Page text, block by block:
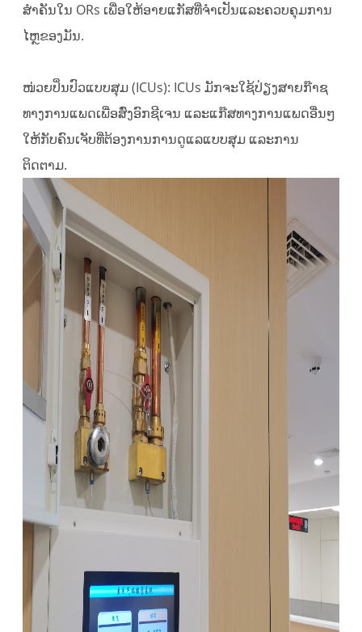
ສໍາຄັນໃນ ORs ເພື່ອໃຫ້ອາຍແກັສທີ່ຈໍາເປັນແລະຄວບຄຸມການ
ໄຫຼຂອງມັນ.
ໜ່ວຍປິ່ນປົວແບບສຸມ (ICUs): ICUs ມັກຈະໃຊ້ປ່ຽງສາຍກ໊າຊ
ທາງການແພດເພື່ອສົ່ງອົກຊີເຈນ ແລະແກ໊ສທາງການແພດອື່ນໆ
ໃຫ້ກັບຄົນເຈັບທີ່ຕ້ອງການການດູແລແບບສຸມ ແລະການ
ຕິດຕາມ.